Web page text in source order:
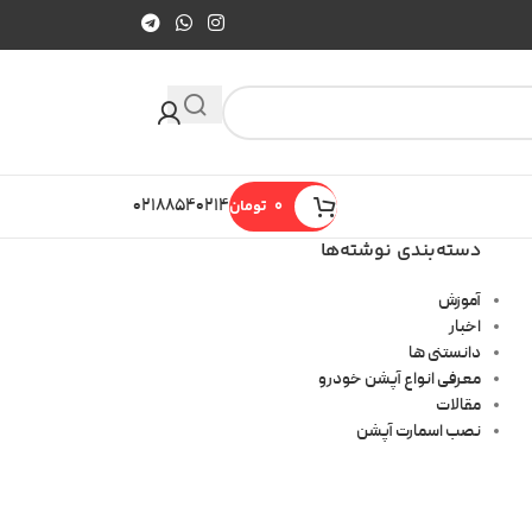
تومان۰۲۱۸۸۵۴۰۲۱۴
دسته‌بندی نوشته‌ها
آموزش
اخبار
دانستنی ها
معرفی انواع آپشن خودرو
مقالات
نصب اسمارت آپشن